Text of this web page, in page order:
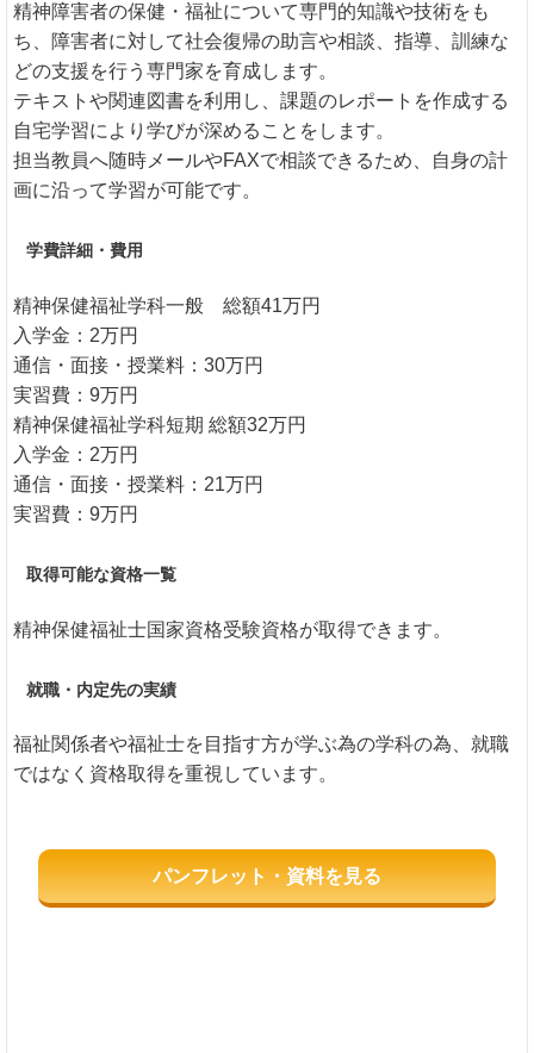
精神障害者の保健・福祉について専門的知識や技術をも
ち、障害者に対して社会復帰の助言や相談、指導、訓練な
どの支援を行う専門家を育成します。
テキストや関連図書を利用し、課題のレポートを作成する
自宅学習により学びが深めることをします。
担当教員へ随時メールやFAXで相談できるため、自身の計
画に沿って学習が可能です。
学費詳細・費用
精神保健福祉学科一般 総額41万円
入学金：2万円
通信・面接・授業料：30万円
実習費：9万円
精神保健福祉学科短期 総額32万円
入学金：2万円
通信・面接・授業料：21万円
実習費：9万円
取得可能な資格一覧
精神保健福祉士国家資格受験資格が取得できます。
就職・内定先の実績
福祉関係者や福祉士を目指す方が学ぶ為の学科の為、就職
ではなく資格取得を重視しています。
パンフレット・資料を見る